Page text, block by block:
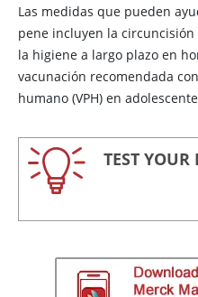
Las medidas que pueden
pene incluyen la
la higiene a largo plazo en
vacunación recomendada
humano (VPH) en
TEST YOUR